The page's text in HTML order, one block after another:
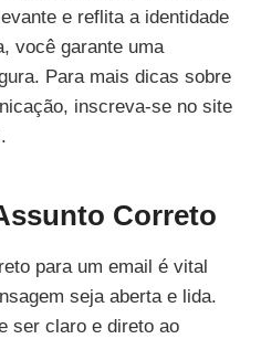
e reflita a identidade
você garante uma
Para mais dicas sobre
inscreva-se no site
Correto
para um email é vital
seja aberta e lida.
ser claro e direto ao